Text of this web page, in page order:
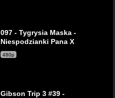
097 - Tygrysia Maska -
Niespodzianki Pana X
480p
Gibson Trip 3 #39 -